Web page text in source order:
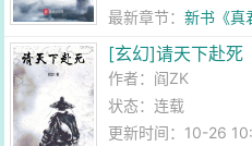
最新章节：新书《真
~
[玄幻]请天下赴死
作者： 阎ZK
状态：连载
更新时间：10-26